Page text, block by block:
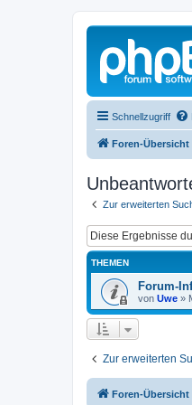
Schnellzugriff
Foren-Übersicht
Zur erweiterten
THEMEN
Forum-
von Uwe »
Zur erweiterten
Foren-Übersicht